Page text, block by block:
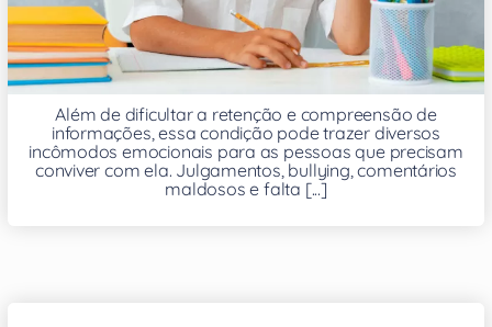
Além de dificultar a retenção e compreensão de
informações, essa condição pode trazer diversos
incômodos emocionais para as pessoas que precisam
conviver com ela. Julgamentos, bullying, comentários
maldosos e falta [...]